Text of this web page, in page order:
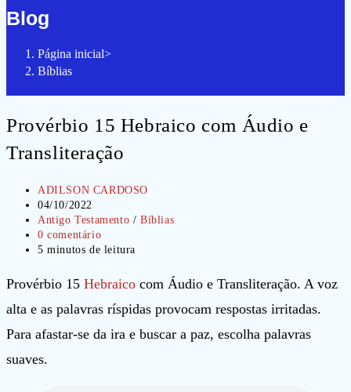
site
Blog
Página inicial>
Bíblias
Provérbio 15 Hebraico com Áudio e
Transliteração
Autor
do
post:
ADILSON CARDOSO
Post
publicado:
04/10/2022
Categoria
do
post:
Antigo Testamento / Bíblias
Comentários
do
0 comentário
Tempo
leitura:
5 minutos de leitura
Provérbio 15 Hebraico com Áudio e Transliteração. A voz
alta e as palavras ríspidas provocam respostas irritadas.
Para afastar-se da ira e buscar a paz, escolha palavras
suaves.